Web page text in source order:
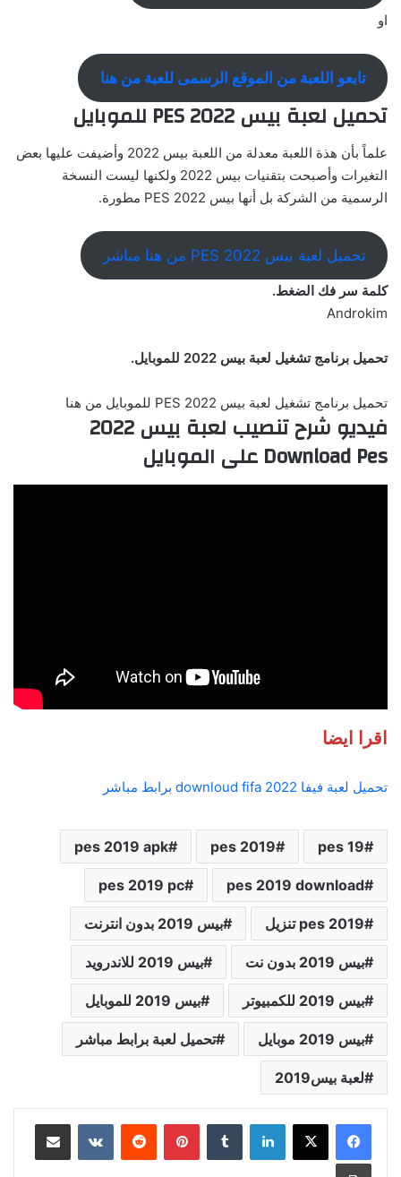
او
تابعو اللعبة من الموقع الرسمى للعبة من هنا
تحميل لعبة بيس 2022 PES للموبايل
علماً بأن هذة اللعبة معدلة من اللعبة بيس 2022 وأضيفت عليها بعض
التغيرات وأصبحت بتقنيات بيس 2022 ولكنها ليست النسخة
الرسمية من الشركة بل أنها بيس 2022 PES مطورة.
تحميل لعبة بيس 2022 PES من هنا مباشر
كلمة سر فك الضغط.
Androkim
تحميل برنامج تشغيل لعبة بيس 2022 للموبايل.
تحميل برنامج تشغيل لعبة بيس 2022 PES للموبايل من هنا
فيديو شرح تنصيب لعبة بيس 2022
Download Pes على الموبايل
اقرا ايضا
تحميل لعبة فيفا 2022 downloud fifa برابط مباشر
pes 19
pes 2019
pes 2019 apk
pes 2019 download
pes 2019 pc
pes 2019 تنزيل بيس 2019 بدون انترنت
بيس 2019 بدون نت بيس 2019 للاندرويد
بيس 2019 للكمبيوتر بيس 2019 للموبايل
بيس 2019 موبايل تحميل لعبة برابط مباشر
لعبة بيس2019
لينكدإن بينتيريست مشاركة عبر البريد
طباعة